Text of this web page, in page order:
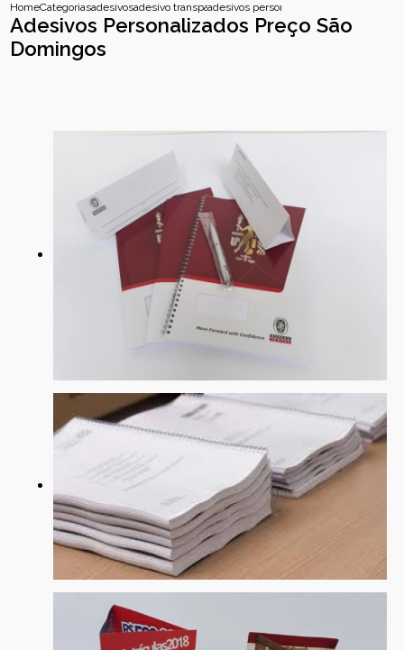
HomeCategoriasadesivosadesivo transparente personalizado
adesivos personalizados preco sao
Adesivos Personalizados Preço São
Domingos